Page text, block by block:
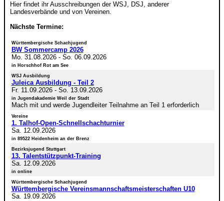
Hier findet ihr Ausschreibungen der WSJ, DSJ, anderer
Landesverbände und von Vereinen.
Nächste Termine:
Württembergische Schachjugend
BW Sommercamp 2026
Mo. 31.08.2026- So. 06.09.2026
in Horschhof Rot am See
WSJ Ausbildung
Juleica Ausbildung - Teil 2
Fr. 11.09.2026- So. 13.09.2026
in Jugendakademie Weil der Stadt
Mach mit und werde Jugendleiter Teilnahme an Teil 1 erforderlich
Vereine
1. Talhof-Open-Schnellschachturnier
Sa. 12.09.2026
in 89522 Heidenheim an der Brenz
Bezirksjugend Stuttgart
13. Talentstützpunkt-Training
Sa. 12.09.2026
in online
Württembergische Schachjugend
Württembergische Vereinsmannschaftsmeisterschaften U10
Sa. 19.09.2026